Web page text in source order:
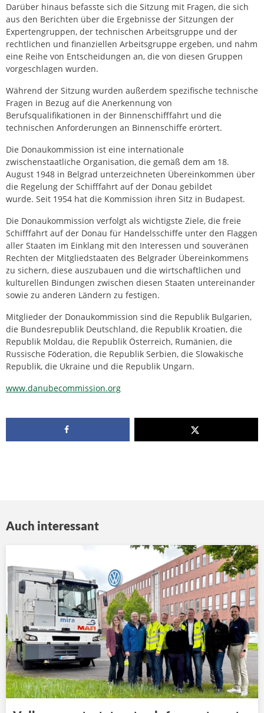
Darüber hinaus befasste sich die Sitzung mit Fragen, die sich
aus den Berichten über die Ergebnisse der Sitzungen der
Expertengruppen, der technischen Arbeitsgruppe und der
rechtlichen und finanziellen Arbeitsgruppe ergeben, und nahm
eine Reihe von Entscheidungen an, die von diesen Gruppen
vorgeschlagen wurden.
Während der Sitzung wurden außerdem spezifische technische
Fragen in Bezug auf die Anerkennung von
Berufsqualifikationen in der Binnenschifffahrt und die
technischen Anforderungen an Binnenschiffe erörtert.
Die Donaukommission ist eine internationale
zwischenstaatliche Organisation, die gemäß dem am 18.
August 1948 in Belgrad unterzeichneten Übereinkommen über
die Regelung der Schifffahrt auf der Donau gebildet
wurde. Seit 1954 hat die Kommission ihren Sitz in Budapest.
Die Donaukommission verfolgt als wichtigste Ziele, die freie
Schifffahrt auf der Donau für Handelsschiffe unter den Flaggen
aller Staaten im Einklang mit den Interessen und souveränen
Rechten der Mitgliedstaaten des Belgrader Übereinkommens
zu sichern, diese auszubauen und die wirtschaftlichen und
kulturellen Bindungen zwischen diesen Staaten untereinander
sowie zu anderen Ländern zu festigen.
Mitglieder der Donaukommission sind die Republik Bulgarien,
die Bundesrepublik Deutschland, die Republik Kroatien, die
Republik Moldau, die Republik Österreich, Rumänien, die
Russische Föderation, die Republik Serbien, die Slowakische
Republik, die Ukraine und die Republik Ungarn.
www.danubecommission.org
Auch interessant